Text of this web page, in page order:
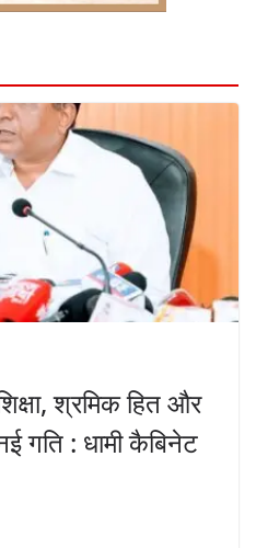
श्रमिक हित और
गति : धामी कैबिनेट